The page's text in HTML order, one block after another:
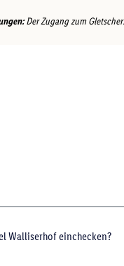
Der Zugang zum
Walliserhof einchecken?